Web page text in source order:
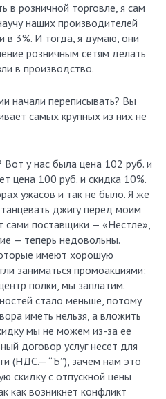
в розничной торговле, я сам
наших производителей
в 3%. И тогда, я думаю, они
розничным сетям делать
в производство.
начали переписывать? Вы
самых крупных из них не
у нас была цена 102 руб. и
цена 100 руб. и скидка 10%.
ужасов и так не было. Я же
джигу перед моим
сами поставщики — «Нестле»,
— теперь недовольны.
имеют хорошую
заниматься промоакциями:
полки, мы заплатим.
стало меньше, потому
иметь нельзя, а вложить
мы не можем из-за ее
договор услуг несет для
(НДС.— “Ъ”), зачем нам это
скидку с отпускной цены
как возникнет конфликт